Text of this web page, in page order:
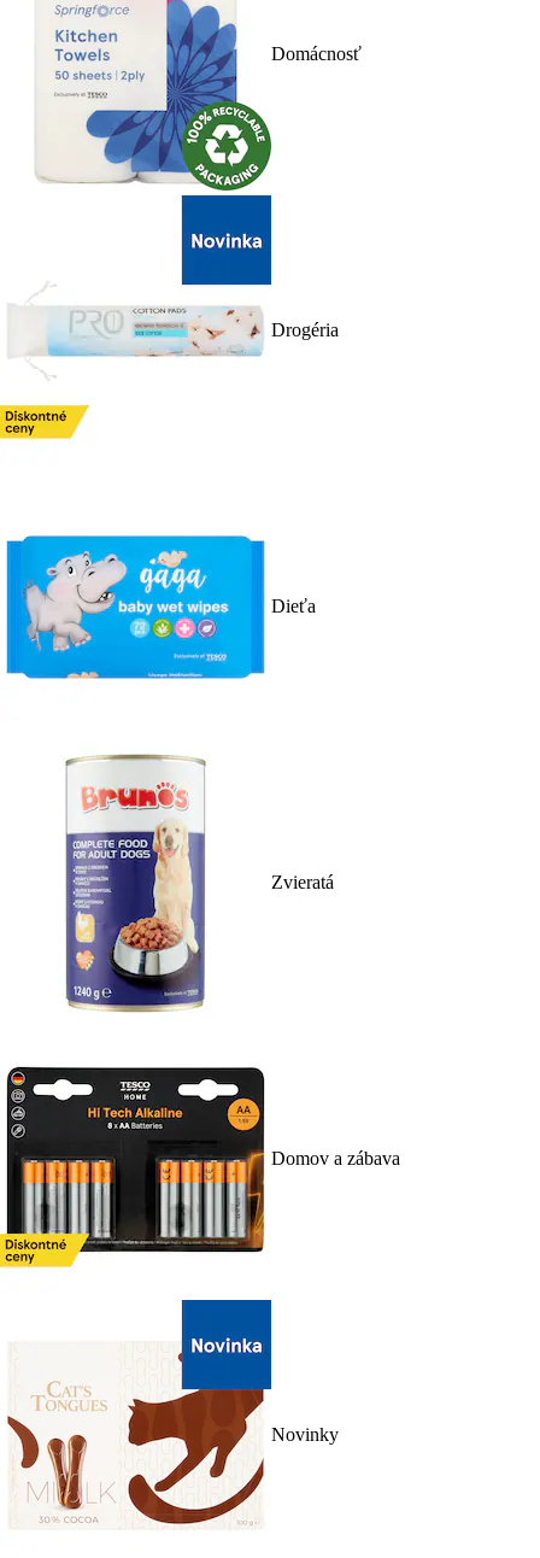
Domácnosť
Drogéria
Dieťa
Zvieratá
Domov a zábava
Novinky